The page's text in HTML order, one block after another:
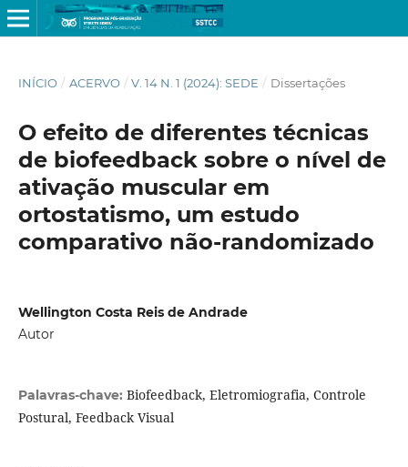
INÍCIO / ACERVO / V. 14 N. 1 (2024): SEDE / Dissertações
O efeito de diferentes técnicas
de biofeedback sobre o nível de
ativação muscular em
ortostatismo, um estudo
comparativo não-randomizado
Wellington Costa Reis de Andrade
Autor
Palavras-chave: Biofeedback, Eletromiografia, Controle
Postural, Feedback Visual